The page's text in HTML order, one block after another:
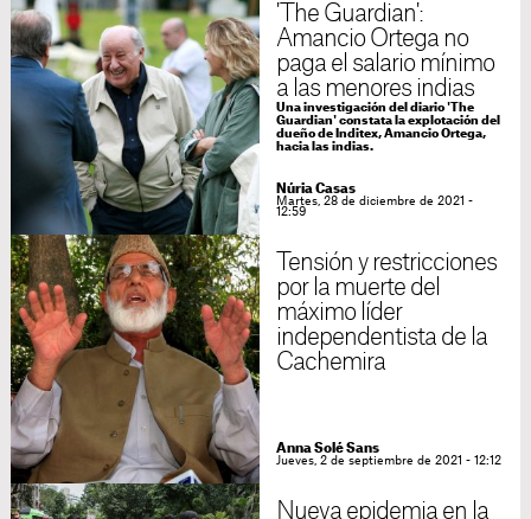
'The Guardian':
Amancio Ortega no
paga el salario mínimo
a las menores indias
Una investigación del diario 'The
Guardian' constata la explotación del
dueño de Inditex, Amancio Ortega,
hacia las indias.
Núria Casas
Martes, 28 de diciembre de 2021 -
12:59
Tensión y restricciones
por la muerte del
máximo líder
independentista de la
Cachemira
Anna Solé Sans
Jueves, 2 de septiembre de 2021 - 12:12
Nueva epidemia en la